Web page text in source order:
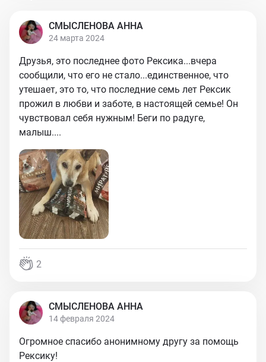
СМЫСЛЕНОВА АННА
24 марта 2024
Друзья, это последнее фото Рексика...вчера
сообщили, что его не стало...единственное, что
утешает, это то, что последние семь лет Рексик
прожил в любви и заботе, в настоящей семье! Он
чувствовал себя нужным! Беги по радуге,
малыш....
2
СМЫСЛЕНОВА АННА
14 февраля 2024
Огромное спасибо анонимному другу за помощь
Рексику!